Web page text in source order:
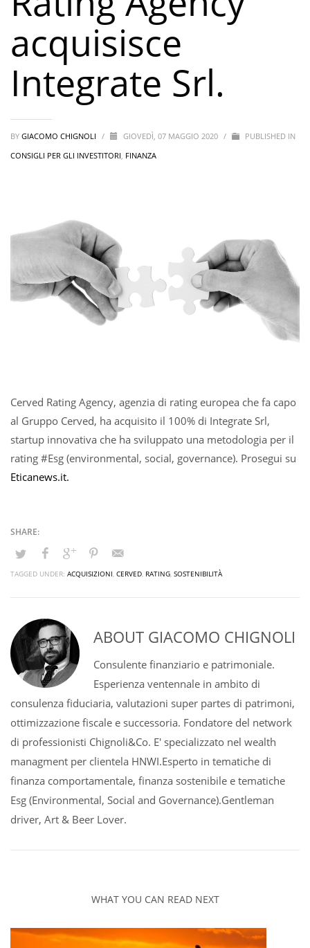
acquisisce
Integrate Srl.
BY GIACOMO CHIGNOLI / GIOVEDÌ, 07 MAGGIO 2020 /
PUBLISHED IN
CONSIGLI PER GLI INVESTITORI, FINANZA
Cerved Rating Agency, agenzia di rating europea che fa capo
al Gruppo Cerved, ha acquisito il 100% di Integrate Srl,
startup innovativa che ha sviluppato una metodologia per il
rating #Esg (environmental, social, governance). Prosegui su
Eticanews.it.
TAGGED UNDER: ACQUISIZIONI CERVED RATING SOSTENIBILITÀ
ABOUT GIACOMO CHIGNOLI
Consulente finanziario e patrimoniale.
Esperienza ventennale in ambito di
consulenza fiduciaria, valutazioni super partes di patrimoni,
ottimizzazione fiscale e successoria. Fondatore del network
di professionisti Chignoli&Co. E' specializzato nel wealth
managment per clientela HNWI.Esperto in tematiche di
finanza comportamentale, finanza sostenibile e tematiche
Esg (Environmental, Social and Governance).Gentleman
driver, Art & Beer Lover.
WHAT YOU CAN READ NEXT